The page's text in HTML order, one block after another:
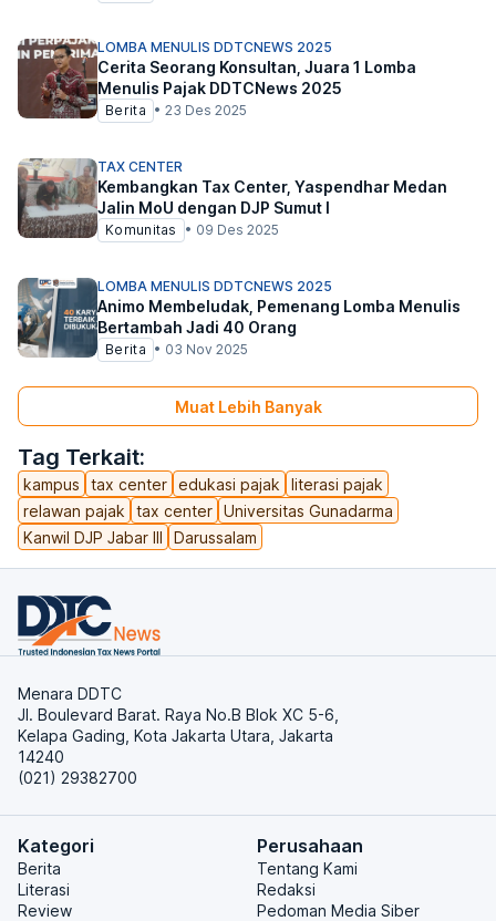
Tag Terkait:
kampus tax center edukasi pajak
literasi pajak
relawan pajak
tax center Universitas Gunadarma
Kanwil DJP Jabar III
Darussalam
LOMBA MENULIS DDTCNEWS 2025
Cerita Seorang Konsultan, Juara 1 Lomba
Menulis Pajak DDTCNews 2025
Berita • 23 Des 2025
TAX CENTER
Kembangkan Tax Center, Yaspendhar Medan
Jalin MoU dengan DJP Sumut I
Komunitas • 09 Des 2025
LOMBA MENULIS DDTCNEWS 2025
Animo Membeludak, Pemenang Lomba Menulis
Bertambah Jadi 40 Orang
Berita • 03 Nov 2025
Muat Lebih Banyak
Menara DDTC
Jl. Boulevard Barat. Raya No.B Blok XC 5-6,
Kelapa Gading, Kota Jakarta Utara, Jakarta
14240
(021) 29382700
Kategori
Berita
Literasi
Review
Perusahaan
Tentang Kami
Redaksi
Pedoman Media Siber